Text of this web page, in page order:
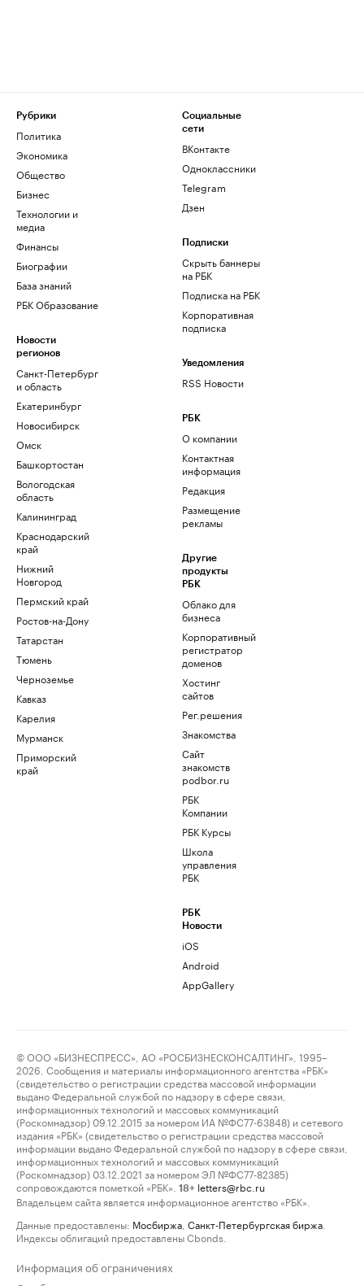
Рубрики
Политика
Экономика
Общество
Бизнес
Технологии и
медиа
Финансы
Биографии
База знаний
РБК Образование
Новости
регионов
Санкт-Петербург
и область
Екатеринбург
Новосибирск
Омск
Башкортостан
Вологодская
область
Калининград
Краснодарский
край
Нижний
Новгород
Пермский край
Ростов-на-Дону
Татарстан
Тюмень
Черноземье
Кавказ
Карелия
Мурманск
Приморский
край
Социальные
сети
ВКонтакте
Одноклассники
Telegram
Дзен
Подписки
Скрыть баннеры
на РБК
Подписка на РБК
Корпоративная
подписка
Уведомления
RSS Новости
РБК
О компании
Контактная
информация
Редакция
Размещение
рекламы
Другие
продукты
РБК
Облако для
бизнеса
Корпоративный
регистратор
доменов
Хостинг
сайтов
Рег.решения
Знакомства
Сайт
знакомств
podbor.ru
РБК
Компании
РБК Курсы
Школа
управления
РБК
РБК
Новости
iOS
Android
AppGallery
© ООО «БИЗНЕСПРЕСС», АО «РОСБИЗНЕСКОНСАЛТИНГ», 1995–
2026. Сообщения и материалы информационного агентства «РБК»
(свидетельство о регистрации средства массовой информации
выдано Федеральной службой по надзору в сфере связи,
информационных технологий и массовых коммуникаций
(Роскомнадзор) 09.12.2015 за номером ИА №ФС77-63848) и сетевого
издания «РБК» (свидетельство о регистрации средства массовой
информации выдано Федеральной службой по надзору в сфере связи,
информационных технологий и массовых коммуникаций
(Роскомнадзор) 03.12.2021 за номером ЭЛ №ФС77-82385)
сопровождаются пометкой «РБК».
18+ letters@rbc.ru
Владельцем сайта является информационное агентство «РБК».
Данные предоставлены: Мосбиржа Санкт-Петербургская биржа
Индексы облигаций предоставлены Cbonds.
Информация об ограничениях